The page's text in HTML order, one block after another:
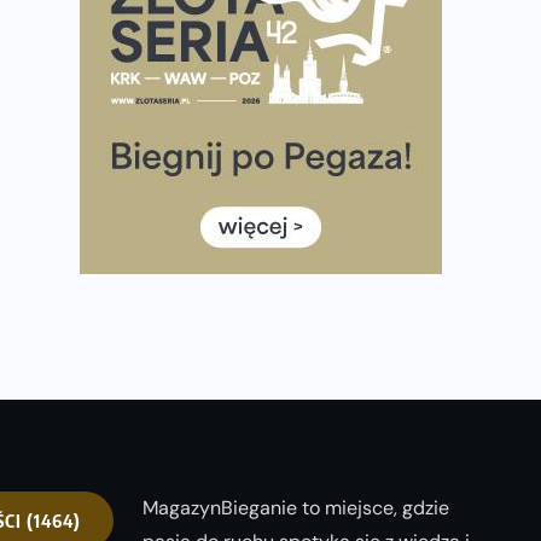
Już w ten weekend! Przed nami Nocny Portowy
Maraton i Półmaraton Szczeciński. Wszystko, co warto
Medal i koszulka 35. Biegu Powstania Warszawskiego.
Na listach startowych są jeszcze wolne miejsca
(1464)
MagazynBieganie to miejsce, gdzie